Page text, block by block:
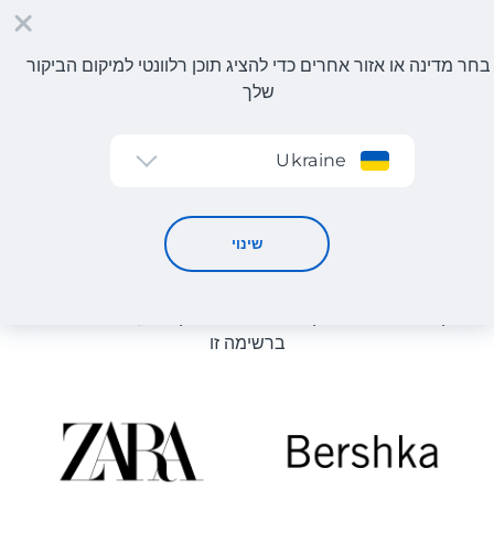
בחר מדינה או אזור אחרים כדי להציג תוכן רלוונטי למיקום הביקור
שלך
Ukraine
שינוי
קטלוג חנויות
קטלוג חנויות
ברשימה זו